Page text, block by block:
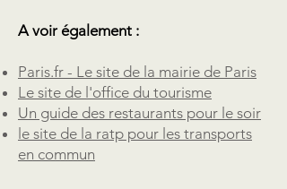
A voir également :
Paris.fr - Le site de la mairie de Paris
Le site de l'office du tourisme
Un guide des restaurants pour le soir
le site de la ratp pour les transports
en commun